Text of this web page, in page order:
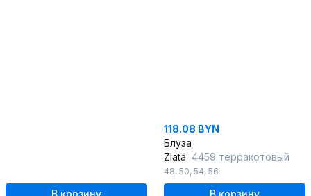
118.08 BYN
Блуза
Zlata 4459 терракотовый
48, 50, 54, 56